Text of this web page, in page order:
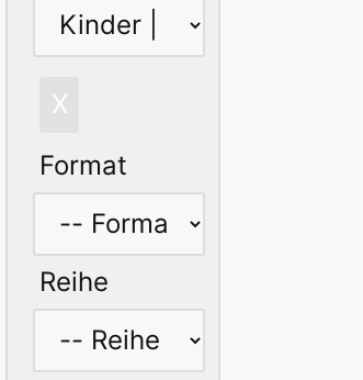
X
Format
Reihe